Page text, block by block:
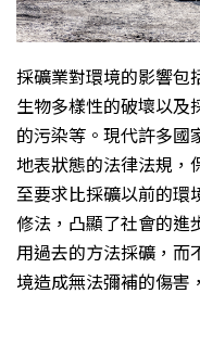
採礦業對環境的影響包
生物多樣性的破壞以及
的污染等。現代許多國
地表狀態的法律法規，
至要求比採礦以前的環
修法，凸顯了社會的進
用過去的方法採礦，而
境造成無法彌補的傷害